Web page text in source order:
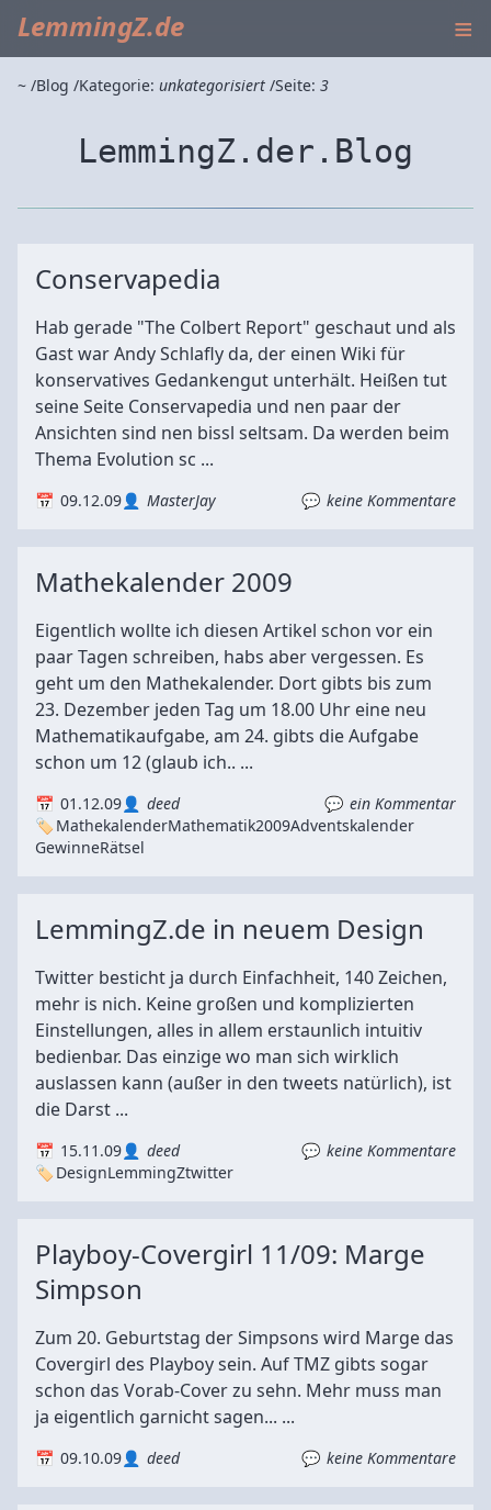
LemmingZ.de ≡
~ Blog Kategorie: unkategorisiert Seite: 3
LemmingZ.der.Blog
Conservapedia
Hab gerade "The Colbert Report" geschaut und als
Gast war Andy Schlafly da, der einen Wiki für
konservatives Gedankengut unterhält. Heißen tut
seine Seite Conservapedia und nen paar der
Ansichten sind nen bissl seltsam. Da werden beim
Thema Evolution sc ...
09.12.09 MasterJay keine Kommentare
Mathekalender 2009
Eigentlich wollte ich diesen Artikel schon vor ein
paar Tagen schreiben, habs aber vergessen. Es
geht um den Mathekalender. Dort gibts bis zum
23. Dezember jeden Tag um 18.00 Uhr eine neu
Mathematikaufgabe, am 24. gibts die Aufgabe
schon um 12 (glaub ich.. ...
01.12.09 deed
ein Kommentar
MathekalenderMathematik2009Adventskalender
GewinneRätsel
LemmingZ.de in neuem Design
Twitter besticht ja durch Einfachheit, 140 Zeichen,
mehr is nich. Keine großen und komplizierten
Einstellungen, alles in allem erstaunlich intuitiv
bedienbar. Das einzige wo man sich wirklich
auslassen kann (außer in den tweets natürlich), ist
die Darst ...
15.11.09 deed
keine Kommentare
DesignLemmingZtwitter
Playboy-Covergirl 11/09: Marge
Simpson
Zum 20. Geburtstag der Simpsons wird Marge das
Covergirl des Playboy sein. Auf TMZ gibts sogar
schon das Vorab-Cover zu sehn. Mehr muss man
ja eigentlich garnicht sagen... ...
09.10.09 deed keine Kommentare